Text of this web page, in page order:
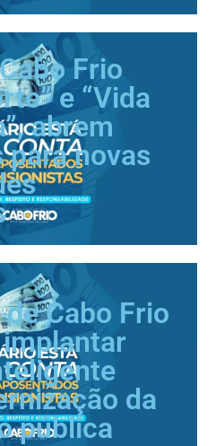
Frio
e “Vida
abrem
novas
Cabo Frio
da
pública